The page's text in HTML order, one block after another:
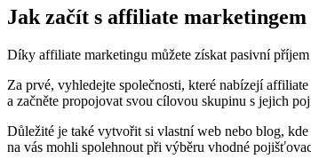
Jak začít s affiliate
Díky affiliate marketingu můžete získat pasivní
Za prvé, vyhledejte společnosti, které nabízejí
a začněte propojovat svou cílovou skupinu s jejich
Důležité je také vytvořit si vlastní web nebo blog,
na vás mohli spolehnout při výběru vhodné